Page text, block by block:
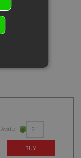
Avail.: 21
BUY